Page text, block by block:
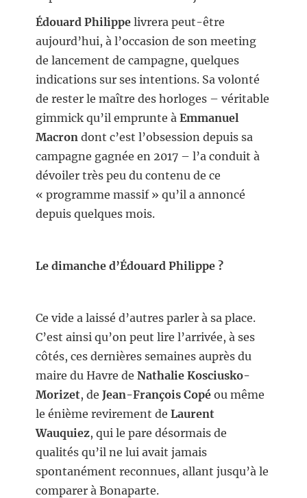
Édouard Philippe livrera peut-être
aujourd’hui, à l’occasion de son meeting
de lancement de campagne, quelques
indications sur ses intentions. Sa volonté
de rester le maître des horloges – véritable
gimmick qu’il emprunte à Emmanuel
Macron dont c’est l’obsession depuis sa
campagne gagnée en 2017 – l’a conduit à
dévoiler très peu du contenu de ce
« programme massif » qu’il a annoncé
depuis quelques mois.
Le dimanche d’Édouard Philippe ?
Ce vide a laissé d’autres parler à sa place.
C’est ainsi qu’on peut lire l’arrivée, à ses
côtés, ces dernières semaines auprès du
maire du Havre de Nathalie Kosciusko-
Morizet, de Jean-François Copé ou même
le énième revirement de Laurent
Wauquiez, qui le pare désormais de
qualités qu’il ne lui avait jamais
spontanément reconnues, allant jusqu’à le
comparer à Bonaparte.